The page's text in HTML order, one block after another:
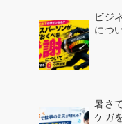
ビジ
につ
暑さ
ケガ